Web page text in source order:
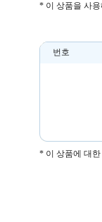
* 이 상품을 사
번호
* 이 상품에 대